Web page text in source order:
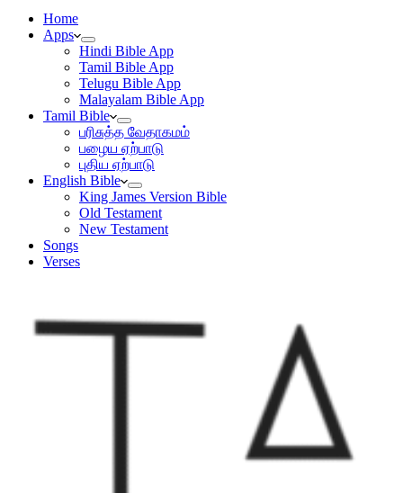
Home
Apps
Hindi Bible App
Tamil Bible App
Telugu Bible App
Malayalam Bible App
Tamil Bible
பரிசுத்த வேதாகமம்
பழைய ஏற்பாடு
புதிய ஏற்பாடு
English Bible
King James Version Bible
Old Testament
New Testament
Songs
Verses